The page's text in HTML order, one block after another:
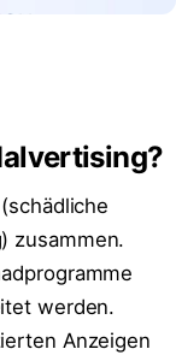
zusammen.
werden.
Anzeigen